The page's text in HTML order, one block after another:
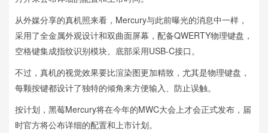
从外媒分享的真机照来看，Mercury与此前曝光的消息中一样，
采用了全金属外观设计和双曲面屏幕，配备QWERTY物理键盘，
空格键集成指纹识别模块。底部采用USB-C接口。
不过，真机的视觉效果要比渲染图更加精致，尤其是物理键盘，
每颗按键都设计了独特的倾角来方便输入、防止误触。
按计划，黑莓Mercury将在今年的MWC大会上才会正式发布，届
时官方将公布详细的配置和上市计划。